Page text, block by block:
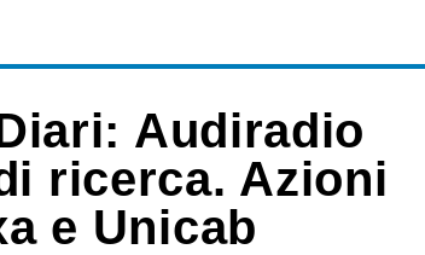
Audiradio
ricerca. Azioni
e Unicab